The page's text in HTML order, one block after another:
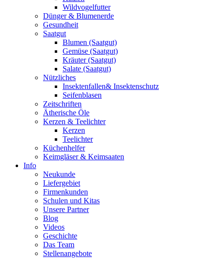
Wildvogelfutter
Dünger & Blumenerde
Gesundheit
Saatgut
Blumen (Saatgut)
Gemüse (Saatgut)
Kräuter (Saatgut)
Salate (Saatgut)
Nützliches
Insektenfallen& Insektenschutz
Seifenblasen
Zeitschriften
Ätherische Öle
Kerzen & Teelichter
Kerzen
Teelichter
Küchenhelfer
Keimgläser & Keimsaaten
Info
Neukunde
Liefergebiet
Firmenkunden
Schulen und Kitas
Unsere Partner
Blog
Videos
Geschichte
Das Team
Stellenangebote